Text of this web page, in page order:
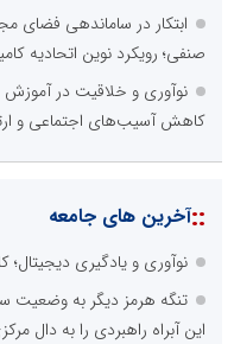
ابتکار در ساماندهی فضای
صنفی؛ رویکرد نوین اتحادیه
نوآوری و خلاقیت در آموزش
کاهش آسیب‌های اجتماعی و
::آخرین های جامعه
نوآوری و یادگیری
تنگه هرمز دیگر به وضعیت
این آبراه راهبردی را به دال